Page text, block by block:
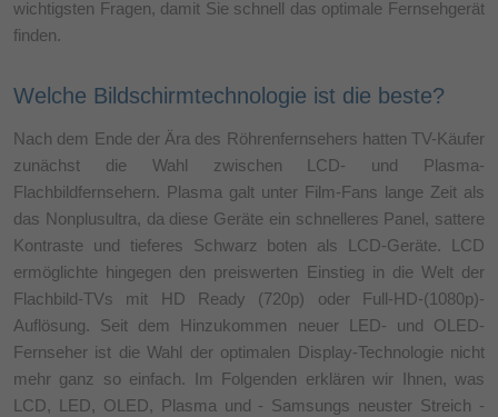
wichtigsten Fragen, damit Sie schnell das optimale Fernsehgerät
finden.
Welche Bildschirmtechnologie ist die beste?
Nach dem Ende der Ära des Röhrenfernsehers hatten TV-Käufer
zunächst die Wahl zwischen LCD- und Plasma-
Flachbildfernsehern. Plasma galt unter Film-Fans lange Zeit als
das Nonplusultra, da diese Geräte ein schnelleres Panel, sattere
Kontraste und tieferes Schwarz boten als LCD-Geräte. LCD
ermöglichte hingegen den preiswerten Einstieg in die Welt der
Flachbild-TVs mit HD Ready (720p) oder Full-HD-(1080p)-
Auflösung. Seit dem Hinzukommen neuer LED- und OLED-
Fernseher ist die Wahl der optimalen Display-Technologie nicht
mehr ganz so einfach. Im Folgenden erklären wir Ihnen, was
LCD, LED, OLED, Plasma und - Samsungs neuster Streich -